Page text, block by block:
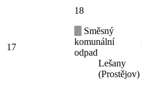
17
18
Směsný
komunální
odpad
Lešany
(Prostějov)